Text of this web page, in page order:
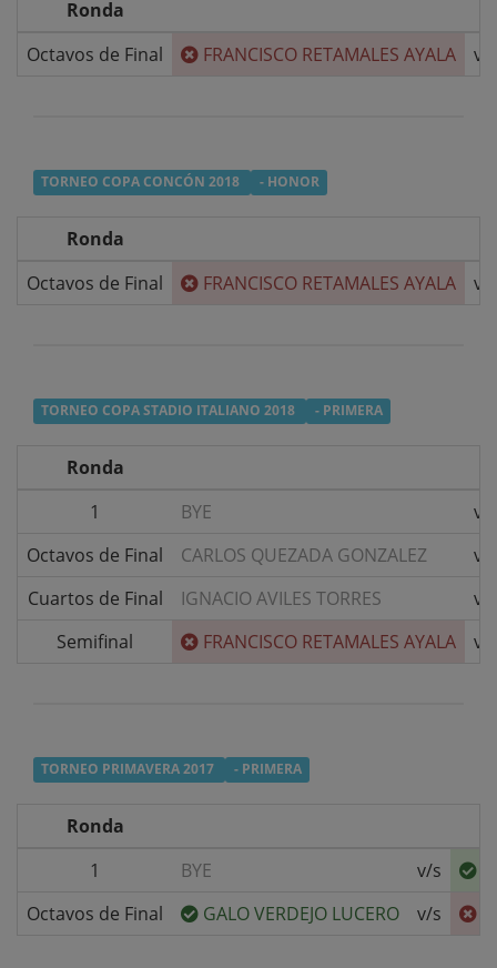
Ronda
Octavos de Final
FRANCISCO RETAMALES AYALA v/s
TORNEO COPA CONCÓN 2018 - HONOR
Ronda
Octavos de Final
FRANCISCO RETAMALES AYALA v/s
TORNEO COPA STADIO ITALIANO 2018 - PRIMERA
Ronda
1
BYE
v/s
Octavos de Final
CARLOS QUEZADA GONZALEZ
v/s
Cuartos de Final
IGNACIO AVILES TORRES
v/s
Semifinal
FRANCISCO RETAMALES AYALA v/s
TORNEO PRIMAVERA 2017 - PRIMERA
Ronda
1
BYE v/s
Octavos de Final
GALO VERDEJO LUCERO v/s